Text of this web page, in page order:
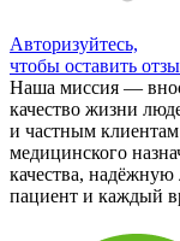
Авторизуйтесь,
чтобы оставить
Наша миссия —
качество жизни
и частным
медицинского
качества,
пациент и каждый